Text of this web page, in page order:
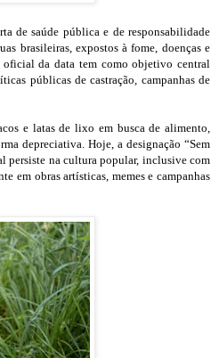
de saúde pública e de responsabilidade
brasileiras, expostos à fome, doenças e
oficial da data tem como objetivo central
públicas de castração, campanhas de
e latas de lixo em busca de alimento,
depreciativa. Hoje, a designação “Sem
persiste na cultura popular, inclusive com
em obras artísticas, memes e campanhas